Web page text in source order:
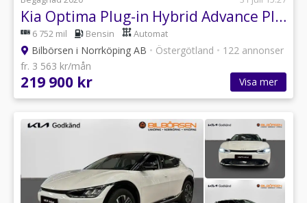
Kia Optima Plug-in Hybrid Advance Plus Dragkrok
6 752 mil Bensin Automat
Bilbörsen i Norrköping AB • Östergötland • 122 annonser
fr. 3 563 kr/mån
219 900 kr Visa mer